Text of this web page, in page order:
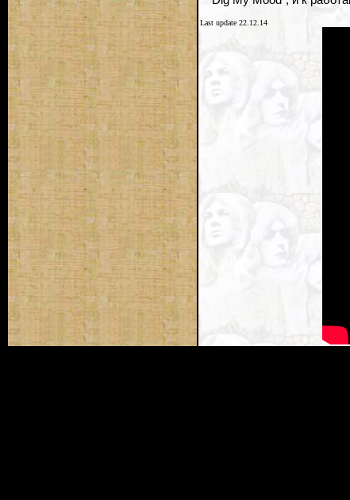
Last update 22.12.14